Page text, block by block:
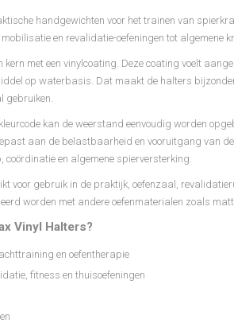
handgewichten voor het trainen van
en revalidatie-oefeningen tot algemene
kern met een vinylcoating. Deze coating voelt
op waterbasis. Dat maakt de halters
gebruiken.
kan de weerstand eenvoudig worden
aan de belastbaarheid en vooruitgang van
coördinatie en algemene spierversterking.
voor gebruik in de praktijk, oefenzaal,
worden met andere oefenmaterialen zoals
Vinyl Halters?
en oefentherapie
fitness en thuisoefeningen